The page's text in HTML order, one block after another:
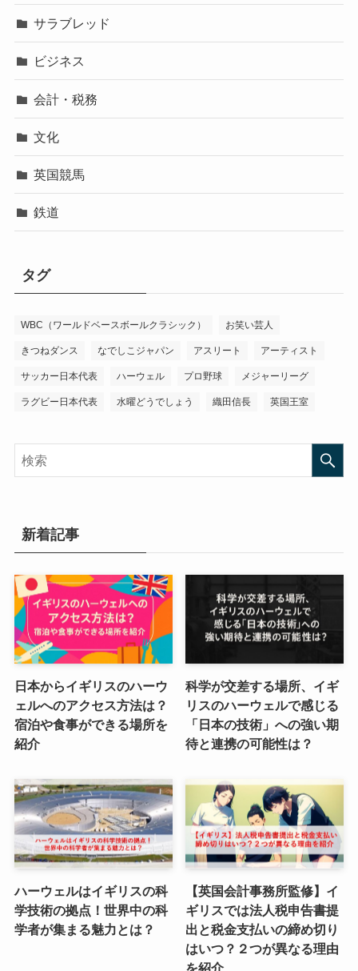
サラブレッド
ビジネス
会計・税務
文化
英国競馬
鉄道
タグ
WBC（ワールドベースボールクラシック） お笑い芸人
きつねダンス なでしこジャパン アスリート アーティスト
サッカー日本代表 ハーウェル プロ野球 メジャーリーグ
ラグビー日本代表 水曜どうでしょう 織田信長 英国王室
新着記事
日本からイギリスのハーウ
ェルへのアクセス方法は？
宿泊や食事ができる場所を
紹介
科学が交差する場所、イギ
リスのハーウェルで感じる
「日本の技術」への強い期
待と連携の可能性は？
ハーウェルはイギリスの科
学技術の拠点！世界中の科
学者が集まる魅力とは？
【英国会計事務所監修】イ
ギリスでは法人税申告書提
出と税金支払いの締め切り
はいつ？２つが異なる理由
を紹介